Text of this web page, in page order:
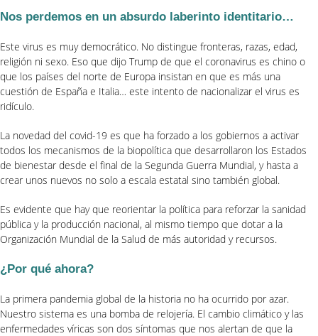
Nos perdemos en un absurdo laberinto identitario…
Este virus es muy democrático. No distingue fronteras, razas, edad,
religión ni sexo. Eso que dijo Trump de que el coronavirus es chino o
que los países del norte de Europa insistan en que es más una
cuestión de España e Italia… este intento de nacionalizar el virus es
ridículo.
La novedad del covid-19 es que ha forzado a los gobiernos a activar
todos los mecanismos de la biopolítica que desarrollaron los Estados
de bienestar desde el final de la Segunda Guerra Mundial, y hasta a
crear unos nuevos no solo a escala estatal sino también global.
Es evidente que hay que reorientar la política para reforzar la sanidad
pública y la producción nacional, al mismo tiempo que dotar a la
Organización Mundial de la Salud de más autoridad y recursos.
¿Por qué ahora?
La primera pandemia global de la historia no ha ocurrido por azar.
Nuestro sistema es una bomba de relojería. El cambio climático y las
enfermedades víricas son dos síntomas que nos alertan de que la